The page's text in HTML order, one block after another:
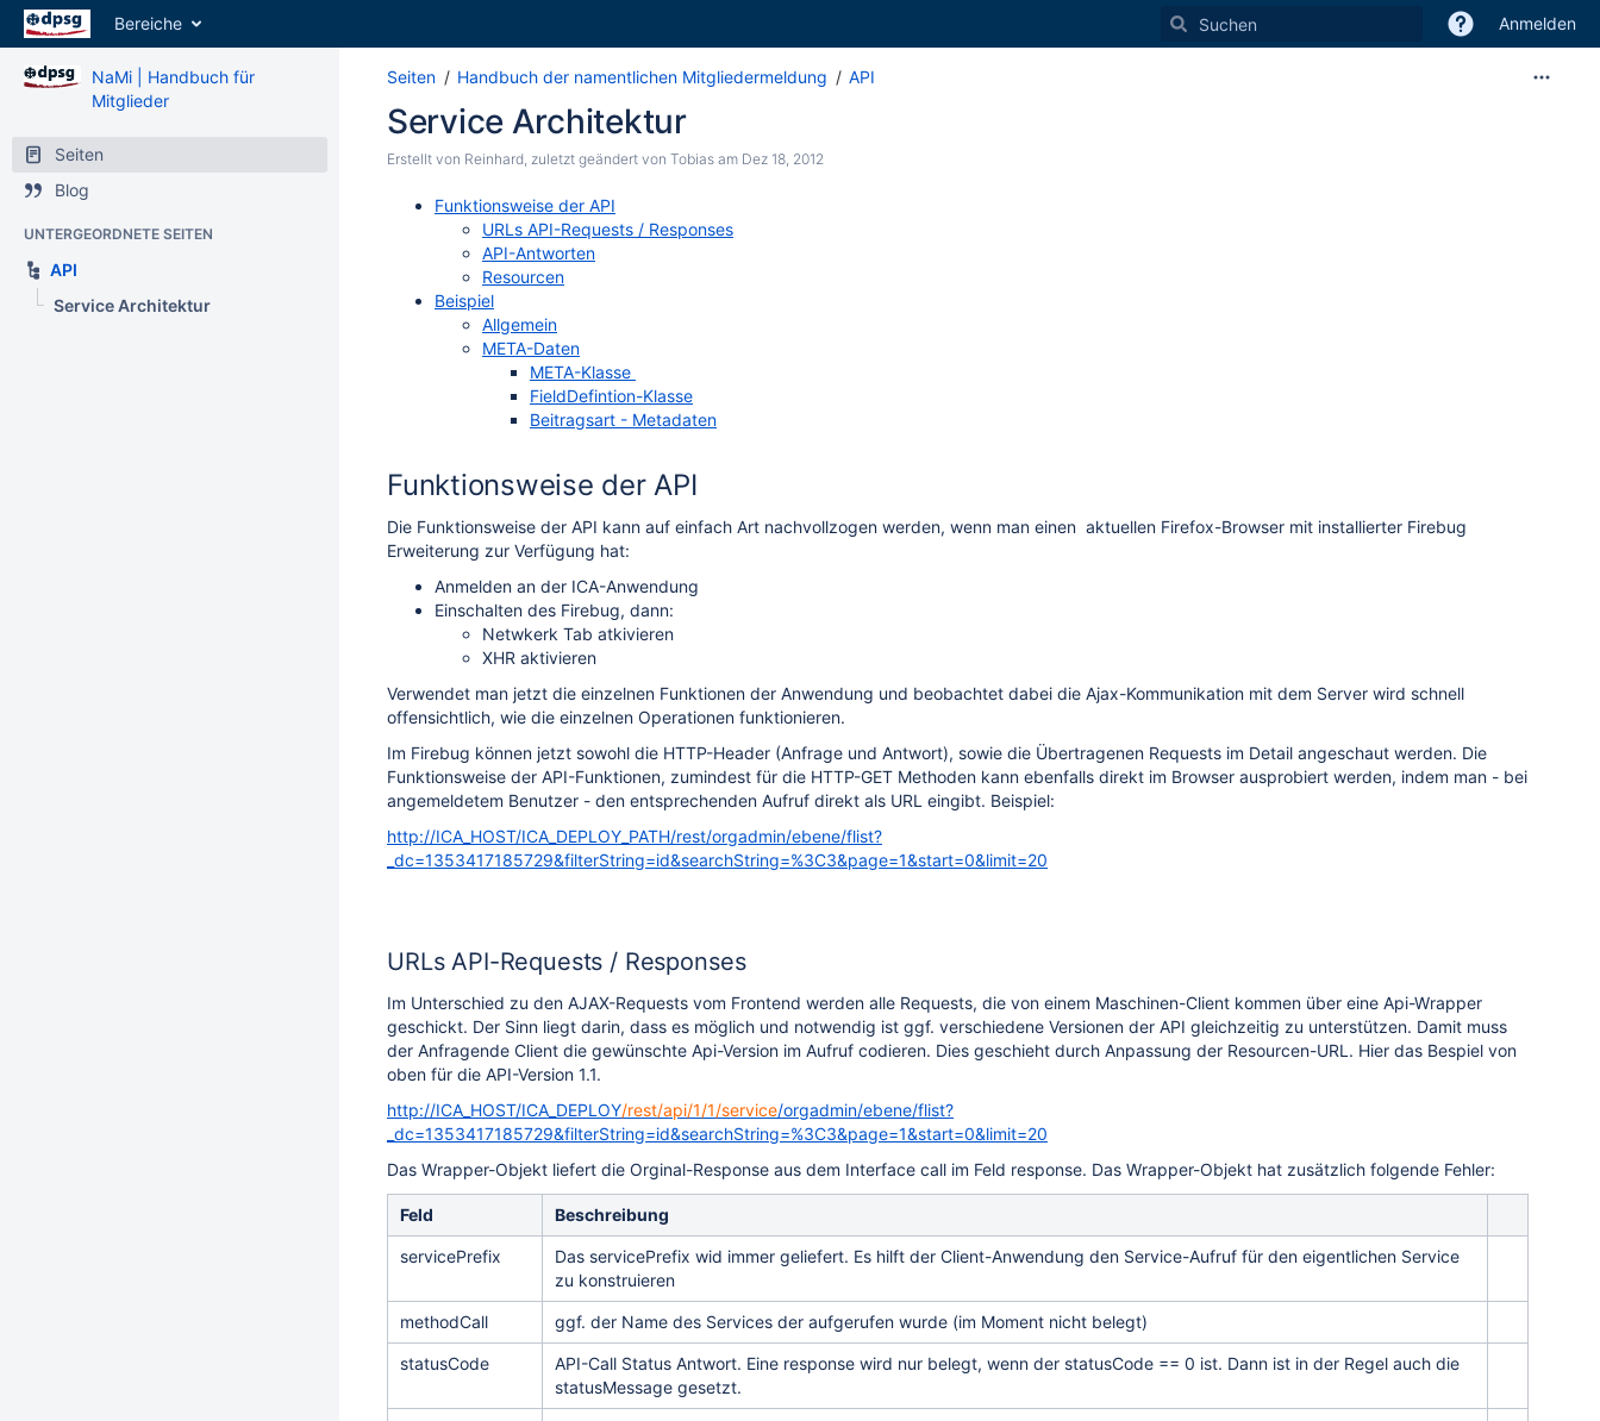
Bereiche Anmelden
NaMi | Handbuch für
Mitglieder
Seiten
Blog
UNTERGEORDNETE SEITEN
API
Service Architektur
Seiten Handbuch der namentlichen Mitgliedermeldung API
Service Architektur
Erstellt von Reinhard, zuletzt geändert von Tobias am Dez 18, 2012
Funktionsweise der API
URLs API-Requests / Responses
API-Antworten
Resourcen
Beispiel
Allgemein
META-Daten
META-Klasse
FieldDefintion-Klasse
Beitragsart - Metadaten
Funktionsweise der API
Die Funktionsweise der API kann auf einfach Art nachvollzogen werden, wenn man einen aktuellen Firefox-Browser mit installierter Firebug
Erweiterung zur Verfügung hat:
Anmelden an der ICA-Anwendung
Einschalten des Firebug, dann:
Netwkerk Tab atkivieren
XHR aktivieren
Verwendet man jetzt die einzelnen Funktionen der Anwendung und beobachtet dabei die Ajax-Kommunikation mit dem Server wird schnell
offensichtlich, wie die einzelnen Operationen funktionieren.
Im Firebug können jetzt sowohl die HTTP-Header (Anfrage und Antwort), sowie die Übertragenen Requests im Detail angeschaut werden. Die
Funktionsweise der API-Funktionen, zumindest für die HTTP-GET Methoden kann ebenfalls direkt im Browser ausprobiert werden, indem man - bei
angemeldetem Benutzer - den entsprechenden Aufruf direkt als URL eingibt. Beispiel:
http://ICA_HOST/ICA_DEPLOY_PATH/rest/orgadmin/ebene/flist?
_dc=1353417185729&filterString=id&searchString=%3C3&page=1&start=0&limit=20
URLs API-Requests / Responses
Im Unterschied zu den AJAX-Requests vom Frontend werden alle Requests, die von einem Maschinen-Client kommen über eine Api-Wrapper
geschickt. Der Sinn liegt darin, dass es möglich und notwendig ist ggf. verschiedene Versionen der API gleichzeitig zu unterstützen. Damit muss
der Anfragende Client die gewünschte Api-Version im Aufruf codieren. Dies geschieht durch Anpassung der Resourcen-URL. Hier das Bespiel von
oben für die API-Version 1.1.
http://ICA_HOST/ICA_DEPLOY/rest/api/1/1/service/orgadmin/ebene/flist?
_dc=1353417185729&filterString=id&searchString=%3C3&page=1&start=0&limit=20
Das Wrapper-Objekt liefert die Orginal-Response aus dem Interface call im Feld response. Das Wrapper-Objekt hat zusätzlich folgende Fehler:
Feld Beschreibung
servicePrefix
Das servicePrefix wid immer geliefert. Es hilft der Client-Anwendung den Service-Aufruf für den eigentlichen Service
zu konstruieren
methodCall ggf. der Name des Services der aufgerufen wurde (im Moment nicht belegt)
statusCode
API-Call Status Antwort. Eine response wird nur belegt, wenn der statusCode == 0 ist. Dann ist in der Regel auch die
statusMessage gesetzt.